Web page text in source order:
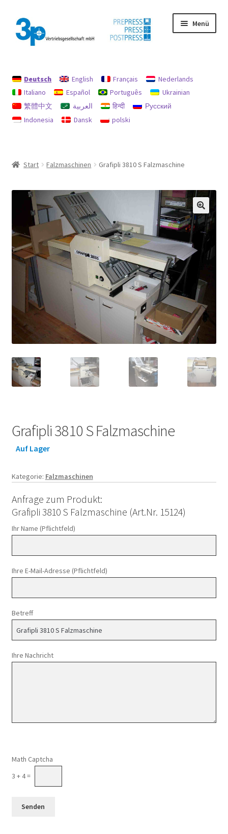
Zur
Navigation
springen
Zum
Inhalt
springen
Menü
Datenschutz
Gebrauchtmaschinen
Deutsch English Français
Nederlands
Italiano
Español Português
Ukrainian
繁體中文
العربية हिन्दी
Русский
Indonesia
Dansk polski
Start Falzmaschinen Grafipli 3810 S Falzmaschine
Grafipli 3810 S Falzmaschine
Auf Lager
Kategorie: Falzmaschinen
Anfrage zum Produkt:
Grafipli 3810 S Falzmaschine (Art.Nr. 15124)
Ihr Name (Pflichtfeld)
Ihre E-Mail-Adresse (Pflichtfeld)
Betreff
Ihre Nachricht
Math Captcha
3 + 4 =